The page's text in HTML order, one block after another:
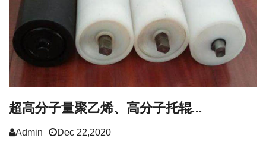
超高分子量聚乙烯、高分子托辊...
Admin Dec 22,2020